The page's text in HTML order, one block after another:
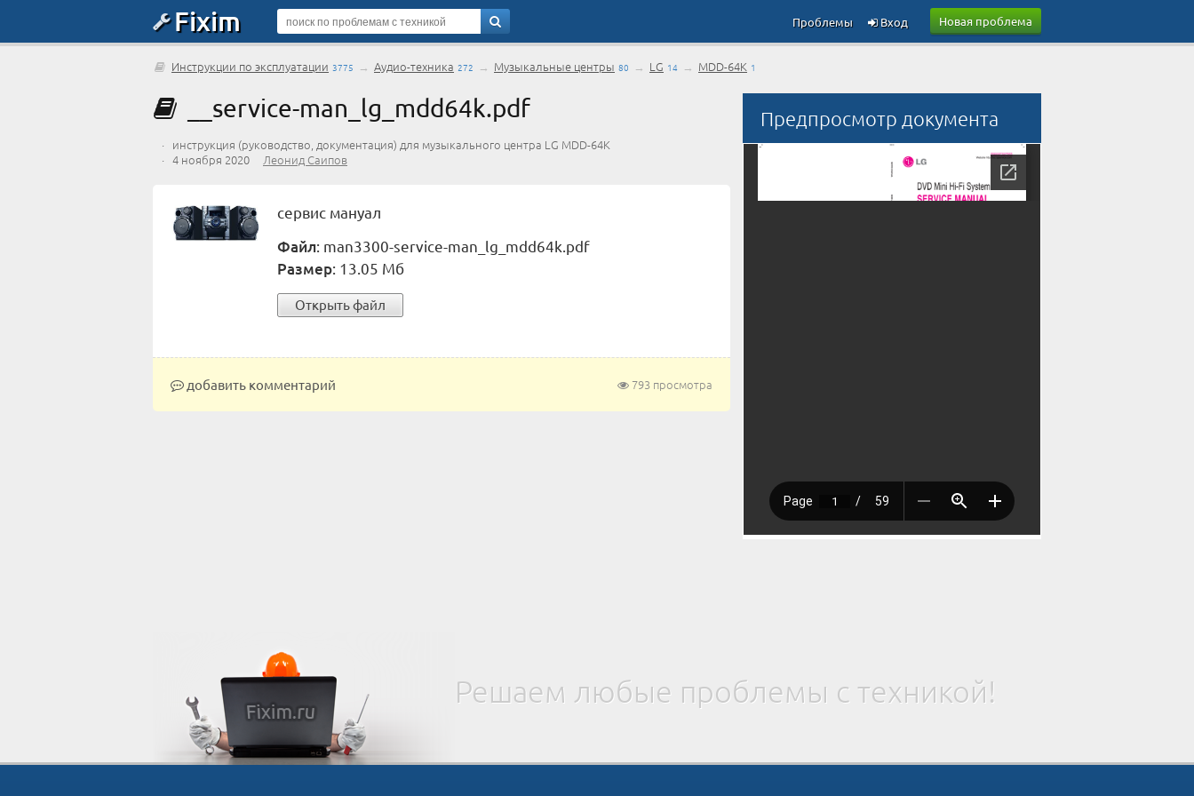
Fixim Новая проблема
Вход
Проблемы
Инструкции по эксплуатации 3775 → Аудио-техника 272 → Музыкальные центры 80 → LG 14 → MDD-64K 1
Предпросмотр документа
__service-man_lg_mdd64k.pdf
· инструкция (руководство, документация) для музыкального центра LG MDD-64K
· 4 ноября 2020 Леонид Саипов
сервис мануал
Файл: man3300-service-man_lg_mdd64k.pdf
Размер: 13.05 Мб
Открыть файл
793 просмотра
добавить комментарий
Решаем любые проблемы с техникой!